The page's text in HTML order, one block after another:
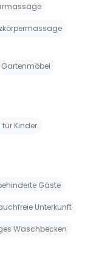
Gartenmöbel
für Kinder
Gäste
Unterkunft
Waschbecken